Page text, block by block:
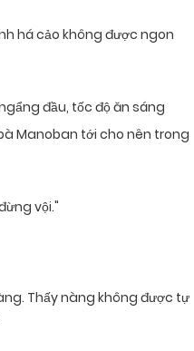
há cảo không được ngon
đầu, tốc độ ăn sáng
Manoban tới cho nên trong
vội."
Thấy nàng không được tự